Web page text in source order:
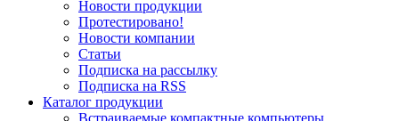
Новости продукции
Протестировано!
Новости компании
Статьи
Подписка на рассылку
Подписка на RSS
Каталог продукции
Встраиваемые компактные компьютеры